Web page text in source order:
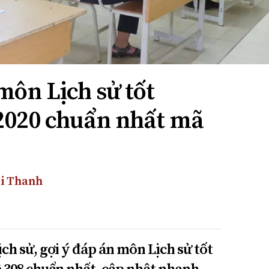
Lịch sử tốt
chuẩn nhất mã
Thanh
sử, gợi ý đáp án môn Lịch sử tốt